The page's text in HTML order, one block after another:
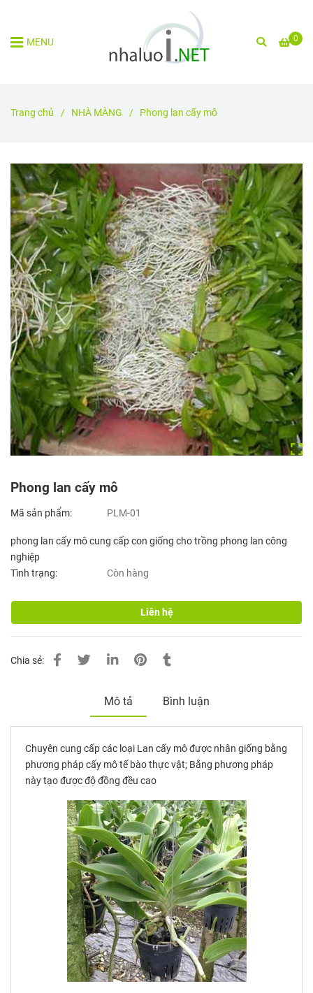
0
MENU
Trang chủ / NHÀ MÀNG / Phong lan cấy mô
Phong lan cấy mô
Mã sản phẩm: PLM-01
phong lan cấy mô cung cấp con giống cho trồng phong lan công
nghiệp
Tình trạng:
Còn hàng
Liên hệ
Chia sẻ:
Mô tả Bình luận
Chuyên cung cấp các loại Lan cấy mô được nhân giống bằng
phương pháp cấy mô tế bào thực vật; Bằng phương pháp
này tạo được độ đồng đều cao